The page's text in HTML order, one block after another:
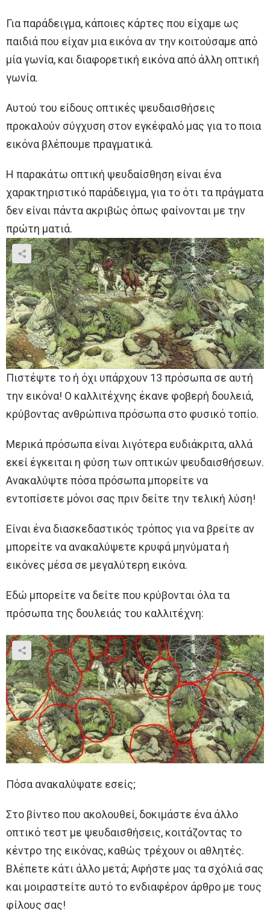
Για παράδειγμα, κάποιες κάρτες που είχαμε ως
παιδιά που είχαν μια εικόνα αν την κοιτούσαμε από
μία γωνία, και διαφορετική εικόνα από άλλη οπτική
γωνία.
Αυτού του είδους οπτικές ψευδαισθήσεις
προκαλούν σύγχυση στον εγκέφαλό μας για το ποια
εικόνα βλέπουμε πραγματικά.
Η παρακάτω οπτική ψευδαίσθηση είναι ένα
χαρακτηριστικό παράδειγμα, για το ότι τα πράγματα
δεν είναι πάντα ακριβώς όπως φαίνονται με την
πρώτη ματιά.
Πιστέψτε το ή όχι υπάρχουν 13 πρόσωπα σε αυτή
την εικόνα! Ο καλλιτέχνης έκανε φοβερή δουλειά,
κρύβοντας ανθρώπινα πρόσωπα στο φυσικό τοπίο.
Μερικά πρόσωπα είναι λιγότερα ευδιάκριτα, αλλά
εκεί έγκειται η φύση των οπτικών ψευδαισθήσεων.
Ανακαλύψτε πόσα πρόσωπα μπορείτε να
εντοπίσετε μόνοι σας πριν δείτε την τελική λύση!
Είναι ένα διασκεδαστικός τρόπος για να βρείτε αν
μπορείτε να ανακαλύψετε κρυφά μηνύματα ή
εικόνες μέσα σε μεγαλύτερη εικόνα.
Εδώ μπορείτε να δείτε που κρύβονται όλα τα
πρόσωπα της δουλειάς του καλλιτέχνη:
Πόσα ανακαλύψατε εσείς;
Στο βίντεο που ακολουθεί, δοκιμάστε ένα άλλο
οπτικό τεστ με ψευδαισθήσεις, κοιτάζοντας το
κέντρο της εικόνας, καθώς τρέχουν οι αθλητές.
Βλέπετε κάτι άλλο μετά; Αφήστε μας τα σχόλιά σας
και μοιραστείτε αυτό το ενδιαφέρον άρθρο με τους
φίλους σας!